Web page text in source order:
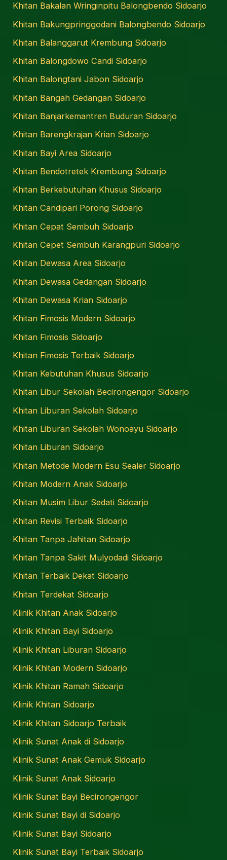
Khitan Bakalan Wringinpitu Balongbendo Sidoarjo
Khitan Bakungpringgodani Balongbendo Sidoarjo
Khitan Balanggarut Krembung Sidoarjo
Khitan Balongdowo Candi Sidoarjo
Khitan Balongtani Jabon Sidoarjo
Khitan Bangah Gedangan Sidoarjo
Khitan Banjarkemantren Buduran Sidoarjo
Khitan Barengkrajan Krian Sidoarjo
Khitan Bayi Area Sidoarjo
Khitan Bendotretek Krembung Sidoarjo
Khitan Berkebutuhan Khusus Sidoarjo
Khitan Candipari Porong Sidoarjo
Khitan Cepat Sembuh Sidoarjo
Khitan Cepet Sembuh Karangpuri Sidoarjo
Khitan Dewasa Area Sidoarjo
Khitan Dewasa Gedangan Sidoarjo
Khitan Dewasa Krian Sidoarjo
Khitan Fimosis Modern Sidoarjo
Khitan Fimosis Sidoarjo
Khitan Fimosis Terbaik Sidoarjo
Khitan Kebutuhan Khusus Sidoarjo
Khitan Libur Sekolah Becirongengor Sidoarjo
Khitan Liburan Sekolah Sidoarjo
Khitan Liburan Sekolah Wonoayu Sidoarjo
Khitan Liburan Sidoarjo
Khitan Metode Modern Esu Sealer Sidoarjo
Khitan Modern Anak Sidoarjo
Khitan Musim Libur Sedati Sidoarjo
Khitan Revisi Terbaik Sidoarjo
Khitan Tanpa Jahitan Sidoarjo
Khitan Tanpa Sakit Mulyodadi Sidoarjo
Khitan Terbaik Dekat Sidoarjo
Khitan Terdekat Sidoarjo
Klinik Khitan Anak Sidoarjo
Klinik Khitan Bayi Sidoarjo
Klinik Khitan Liburan Sidoarjo
Klinik Khitan Modern Sidoarjo
Klinik Khitan Ramah Sidoarjo
Klinik Khitan Sidoarjo
Klinik Khitan Sidoarjo Terbaik
Klinik Sunat Anak di Sidoarjo
Klinik Sunat Anak Gemuk Sidoarjo
Klinik Sunat Anak Sidoarjo
Klinik Sunat Bayi Becirongengor
Klinik Sunat Bayi di Sidoarjo
Klinik Sunat Bayi Sidoarjo
Klinik Sunat Bayi Terbaik Sidoarjo